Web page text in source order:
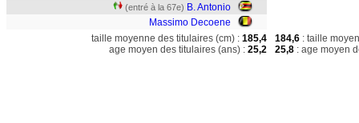
(entré à la 67e) B. Antonio
Massimo Decoene
taille moyenne des titulaires (cm) : 185,4
age moyen des titulaires (ans) : 25,2
184,6 : taille
25,8 : age moyen